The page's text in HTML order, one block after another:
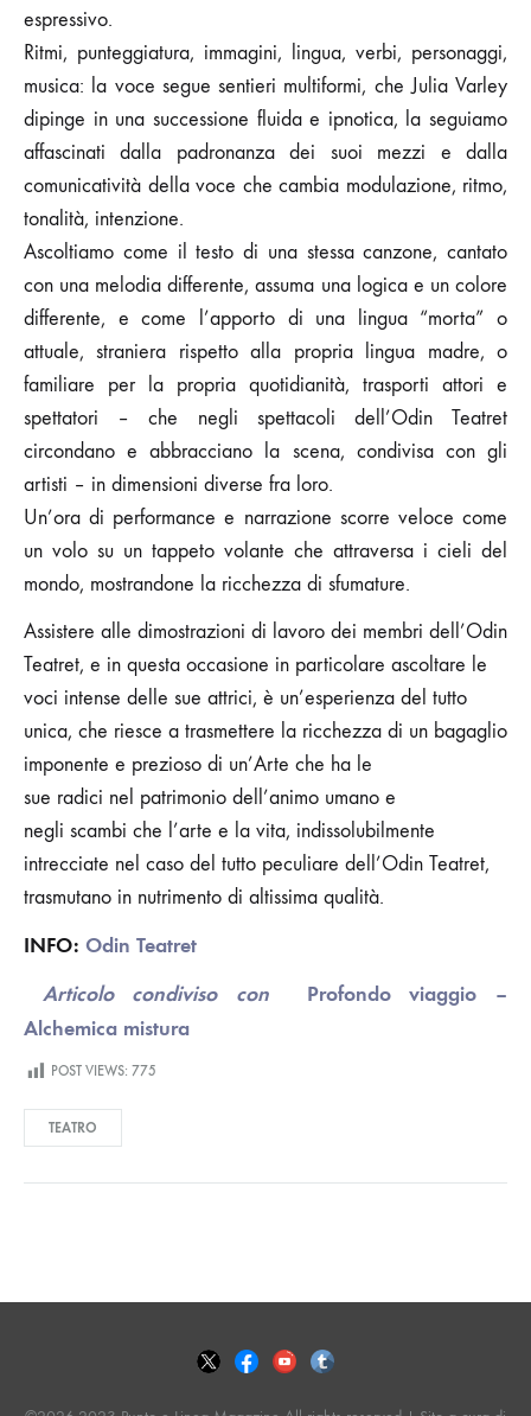
espressivo.
Ritmi, punteggiatura, immagini, lingua, verbi, personaggi,
musica: la voce segue sentieri multiformi, che Julia Varley
dipinge in una successione fluida e ipnotica, la seguiamo
affascinati dalla padronanza dei suoi mezzi e dalla
comunicatività della voce che cambia modulazione, ritmo,
tonalità, intenzione.
Ascoltiamo come il testo di una stessa canzone, cantato
con una melodia differente, assuma una logica e un colore
differente, e come l’apporto di una lingua “morta” o
attuale, straniera rispetto alla propria lingua madre, o
familiare per la propria quotidianità, trasporti attori e
spettatori – che negli spettacoli dell’Odin Teatret
circondano e abbracciano la scena, condivisa con gli
artisti – in dimensioni diverse fra loro.
Un’ora di performance e narrazione scorre veloce come
un volo su un tappeto volante che attraversa i cieli del
mondo, mostrandone la ricchezza di sfumature.
Assistere alle dimostrazioni di lavoro dei membri dell’Odin
Teatret, e in questa occasione in particolare ascoltare le
voci intense delle sue attrici, è un’esperienza del tutto
unica, che riesce a trasmettere la ricchezza di un bagaglio
imponente e prezioso di un’Arte che ha le
sue radici nel patrimonio dell’animo umano e
negli scambi che l’arte e la vita, indissolubilmente
intrecciate nel caso del tutto peculiare dell’Odin Teatret,
trasmutano in nutrimento di altissima qualità.
INFO: Odin Teatret
Articolo condiviso con
Profondo viaggio –
Alchemica mistura
POST VIEWS: 775
TEATRO